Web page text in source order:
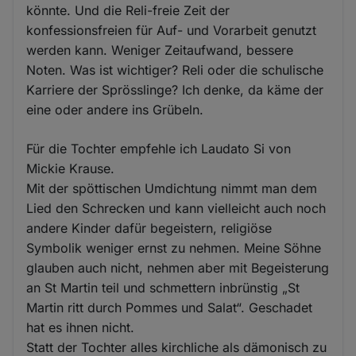
könnte. Und die Reli-freie Zeit der
konfessionsfreien für Auf- und Vorarbeit genutzt
werden kann. Weniger Zeitaufwand, bessere
Noten. Was ist wichtiger? Reli oder die schulische
Karriere der Sprösslinge? Ich denke, da käme der
eine oder andere ins Grübeln.
Für die Tochter empfehle ich Laudato Si von
Mickie Krause.
Mit der spöttischen Umdichtung nimmt man dem
Lied den Schrecken und kann vielleicht auch noch
andere Kinder dafür begeistern, religiöse
Symbolik weniger ernst zu nehmen. Meine Söhne
glauben auch nicht, nehmen aber mit Begeisterung
an St Martin teil und schmettern inbrünstig „St
Martin ritt durch Pommes und Salat“. Geschadet
hat es ihnen nicht.
Statt der Tochter alles kirchliche als dämonisch zu